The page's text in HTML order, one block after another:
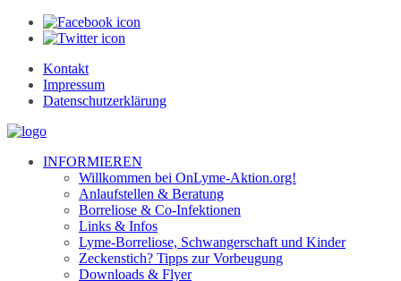
Kontakt
Impressum
Datenschutzerklärung
INFORMIEREN
Willkommen bei OnLyme-Aktion.org!
Anlaufstellen & Beratung
Borreliose & Co-Infektionen
Links & Infos
Lyme-Borreliose, Schwangerschaft und Kinder
Zeckenstich? Tipps zur Vorbeugung
Downloads & Flyer